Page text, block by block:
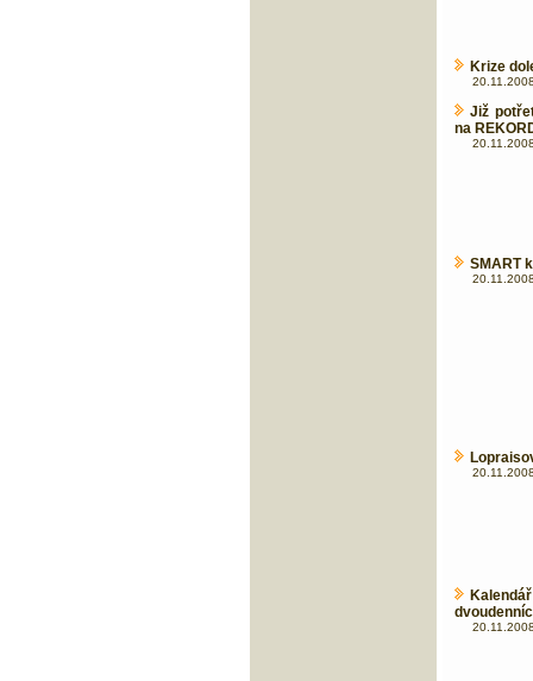
Krize
Již
na
SMART